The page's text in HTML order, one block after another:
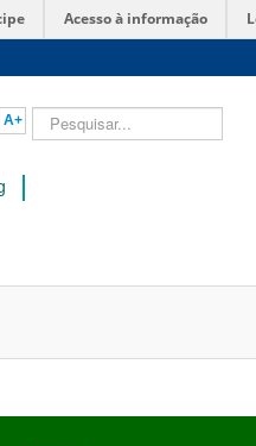
Acesso à informação
A+ Pesquisar...